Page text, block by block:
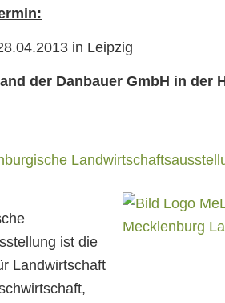
in Leipzig
der Danbauer GmbH in der
ist die
Landwirtschaft